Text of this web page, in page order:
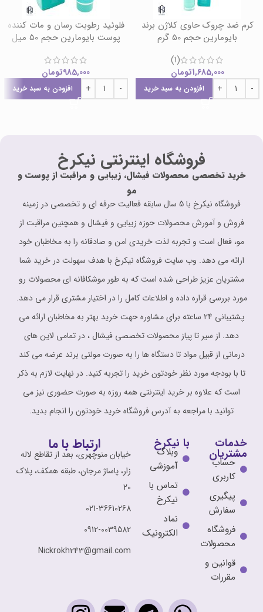
کرم ضد چروک حاوی کلاژن برند
بایومارین حجم 50 گرم
(1)
1,685,000تومان
افزودن به سبد خرید
فلوئید رطوبت رسان و مات کننده
پوست بایومارین حجم 50 میل
985,000تومان
افزودن به سبد خرید
فروشگاه اینترنتی نیکرخ
خرید تخصصی محصولات فیشال، زیبایی و مراقبت از پوست و
مو
فروشگاه نیکرخ با 5 سال سابقه فعالیت حرفه ای و تخصصی در زمینه
فروش و آمورش محصولات حوزه زیبایی و فیشال و همچنین مراقبت از
مو، فعال است و تجربه لذت خریدی امن و صادقانه را به مخاطبان خود
ارائه می دهد. وب سایت فروشگاه نیکرخ با هدف سهولت در خرید شما
مشتریان عزیز طراحی شده است که به طور موشکافانه ای محصولات رو
مورد بررسی قراره داده و اطلاعات کامل را در اختیار مشتری قرار می دهد.
پشتیبانی 24 ساعته برای مشاوره حهت خرید بهتر به مخاطبان ارائه می
دهد. از سیر تا پیاز محصولات تخصصی فیشال ، در تمامی لاین های
درمانی از قبیل مواد تا دستگاه ها را به صورت مولتی برند عرضه می کند
تا با بودجه مورد نظر خودتون خرید را تجربه کنید. در نهایت لازم به ذکر
است که علاوه بر خرید اینترنتی همه روزه به صورت حضوری نیز می
توانید با مراجعه به آدرس فروشگاه خرید خودتون را انجام بدید.
خدمات
مشتریان
حساب
کاربری
پیگیری
سفارش
فروشگاه
محصولات
قوانین و
مقررات
با نیکرخ
وبلاگ
آموزشی
تماس با
نیکرخ
نماد
الکترونیک
ارتباط با ما
خیابان منوچهری، بعد از تقاطع لاله
زار، پاساژ مرجان، طبقه همکف، پلاک
20
021-36610268
0912-0039582
Nickrokh243@gmail.com